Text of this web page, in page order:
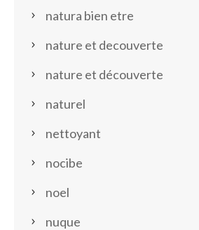
natura bien etre
nature et decouverte
nature et découverte
naturel
nettoyant
nocibe
noel
nuque